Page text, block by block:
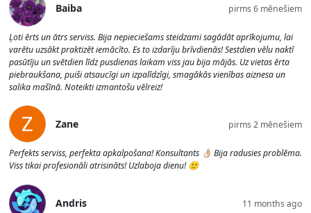
Baiba pirms 6 mēnešiem
Ļoti ērts un ātrs serviss. Bija nepieciešams steidzami sagādāt aprīkojumu, lai
varētu uzsākt praktizēt iemācīto. Es to izdarīju brīvdienās! Sestdien vēlu naktī
pasūtīju un svētdien līdz pusdienas laikam viss jau bija mājās. Uz vietas ērta
piebraukšana, puiši atsaucīgi un izpalīdzīgi, smagākās vienības aiznesa un
salika mašīnā. Noteikti izmantošu vēlreiz!
Zane pirms 2 mēnešiem
Perfekts serviss, perfekta apkalpošana! Konsultants 👌🏼 Bija radusies problēma.
Viss tikai profesionāli atrisināts! Uzlaboja dienu! 🙂
Andris 11 months ago